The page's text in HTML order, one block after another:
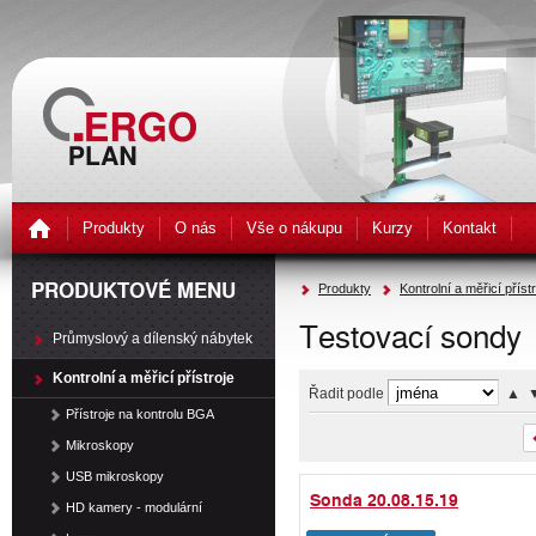
Produkty O nás Vše o nákupu Kurzy Kontakt
Produkty Kontrolní a měřicí
Testovací sondy
Řadit podle ▲
Sonda 20.08.15.19
PRODUKTOVÉ MENU
Průmyslový a dílenský nábytek
Kontrolní a měřicí přístroje
Přístroje na kontrolu BGA
Mikroskopy
USB mikroskopy
HD kamery - modulární